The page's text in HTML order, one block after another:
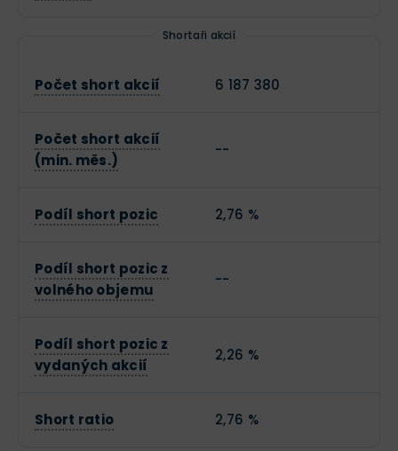
Shortaři akcií
Počet short akcií 6 187 380
Počet short akcií
(min. měs.)
--
Podíl short pozic 2,76 %
Podíl short pozic z
volného objemu
--
Podíl short pozic z
vydaných akcií
2,26 %
Short ratio 2,76 %